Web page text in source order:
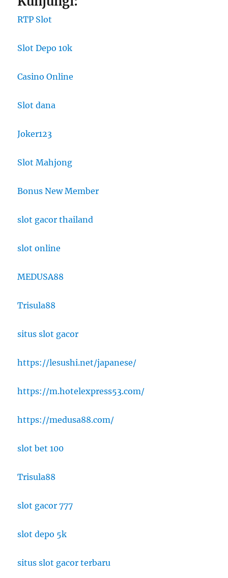
RTP Slot
Slot Depo 10k
Casino Online
Slot dana
Joker123
Slot Mahjong
Bonus New Member
slot gacor thailand
slot online
MEDUSA88
Trisula88
situs slot gacor
https://lesushi.net/japanese/
https://m.hotelexpress53.com/
https://medusa88.com/
slot bet 100
Trisula88
slot gacor 777
slot depo 5k
situs slot gacor terbaru